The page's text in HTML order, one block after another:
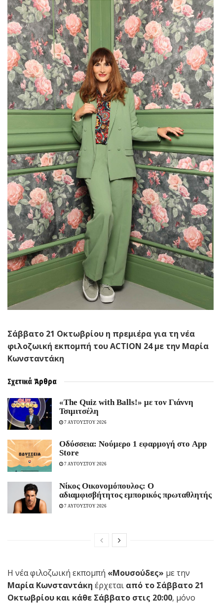
Σάββατο 21 Οκτωβρίου η πρεμιέρα για τη νέα
φιλοζωική εκπομπή τουACTION 24 με την Μαρία
Κωνσταντάκη
Σχετικά Άρθρα
«The Quiz with Balls!» με τον Γιάννη
Τσιμιτσέλη
7 ΑΥΓΟΥΣΤΟΥ 2026
Οδύσσεια: Νούμερο 1 εφαρμογή στο App
Store
7 ΑΥΓΟΥΣΤΟΥ 2026
Νίκος Οικονομόπουλος: Ο
αδιαμφισβήτητος εμπορικός πρωταθλητής
7 ΑΥΓΟΥΣΤΟΥ 2026
Η νέα φιλοζωική εκπομπή «Μουσούδες» με την
Μαρία Κωνσταντάκη έρχεται από το Σάββατο 21
Οκτωβρίου και κάθε Σάββατο στις 20:00, μόνο